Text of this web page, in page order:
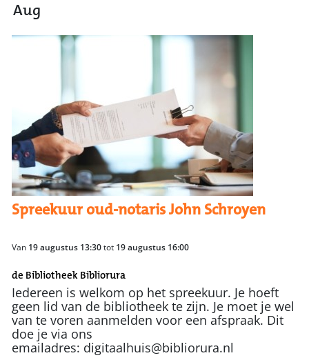
Aug
Spreekuur oud-notaris John Schroyen
Van 19 augustus 13:30tot 19 augustus 16:00
de Bibliotheek Bibliorura
Iedereen is welkom op het spreekuur. Je hoeft
geen lid van de bibliotheek te zijn. Je moet je wel
van te voren aanmelden voor een afspraak. Dit
doe je via ons
emailadres: digitaalhuis@bibliorura.nl